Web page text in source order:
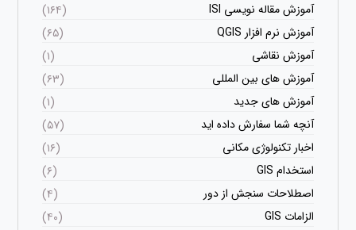
آموزش مقاله نویسی ISI
(۱۶۴)
آموزش نرم افزار QGIS
(۶۵)
آموزش نقاشی
(۱)
آموزش های بین المللی
(۶۳)
آموزش های جدید
(۱)
آنچه شما سفارش داده اید
(۵۷)
اخبار تکنولوژی مکانی
(۱۶)
استخدام GIS
(۶)
اصطلاحات سنجش از دور
(۴)
الزامات GIS
(۴۰)